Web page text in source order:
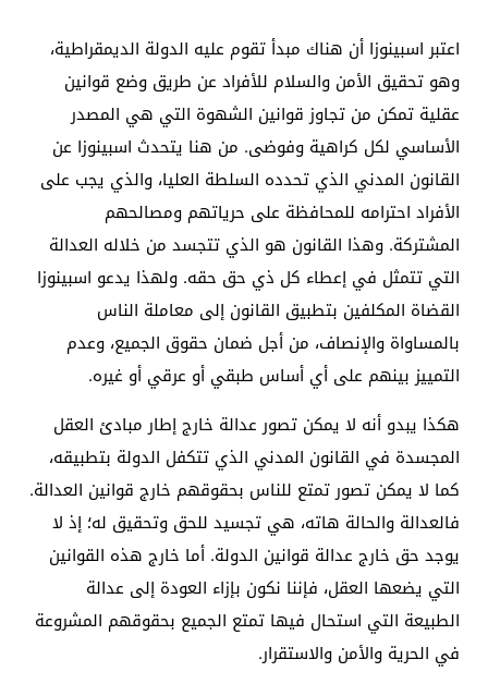
اعتبر اسبينوزا أن هناك مبدأ تقوم عليه الدولة الديمقراطية،
وهو تحقيق الأمن والسلام للأفراد عن طريق وضع قوانين
عقلية تمكن من تجاوز قوانين الشهوة التي هي المصدر
الأساسي لكل كراهية وفوضى. من هنا يتحدث اسبينوزا عن
القانون المدني الذي تحدده السلطة العليا، والذي يجب على
الأفراد احترامه للمحافظة على حرياتهم ومصالحهم
المشتركة. وهذا القانون هو الذي تتجسد من خلاله العدالة
التي تتمثل في إعطاء كل ذي حق حقه. ولهذا يدعو اسبينوزا
القضاة المكلفين بتطبيق القانون إلى معاملة الناس
بالمساواة والإنصاف، من أجل ضمان حقوق الجميع، وعدم
التمييز بينهم على أي أساس طبقي أو عرقي أو غيره.
هكذا يبدو أنه لا يمكن تصور عدالة خارج إطار مبادئ العقل
المجسدة في القانون المدني الذي تتكفل الدولة بتطبيقه،
كما لا يمكن تصور تمتع للناس بحقوقهم خارج قوانين العدالة.
فالعدالة والحالة هاته، هي تجسيد للحق وتحقيق له؛ إذ لا
يوجد حق خارج عدالة قوانين الدولة. أما خارج هذه القوانين
التي يضعها العقل، فإننا نكون بإزاء العودة إلى عدالة
الطبيعة التي استحال فيها تمتع الجميع بحقوقهم المشروعة
في الحرية والأمن والاستقرار.